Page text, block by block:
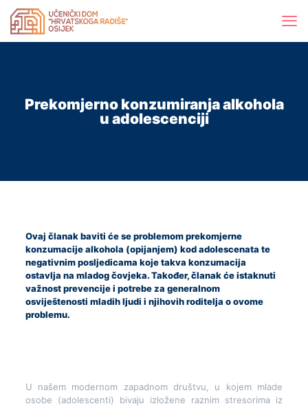
Prekomjerno konzumiranja alkohola
u adolescenciji
Ovaj članak baviti će se problemom prekomjerne
konzumacije alkohola (opijanjem) kod adolescenata te
negativnim posljedicama koje takva konzumacija
ostavlja na mladog čovjeka. Također, članak će istaknuti
važnost prevencije i potrebe za generalnom
osviještenosti mladih ljudi i njihovih roditelja o ovome
problemu.
U našem modernom zapadnom društvu, u kojem mlade
osobe (adolescenti) bivaju izložene raznim stresorima iz